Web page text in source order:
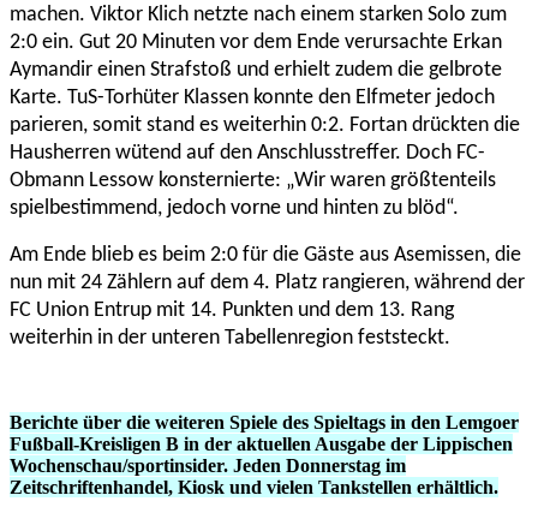
machen. Viktor Klich netzte nach einem starken Solo zum
2:0 ein. Gut 20 Minuten vor dem Ende verursachte Erkan
Aymandir einen Strafstoß und erhielt zudem die gelbrote
Karte. TuS-Torhüter Klassen konnte den Elfmeter jedoch
parieren, somit stand es weiterhin 0:2. Fortan drückten die
Hausherren wütend auf den Anschlusstreffer. Doch FC-
Obmann Lessow konsternierte: „Wir waren größtenteils
spielbestimmend, jedoch vorne und hinten zu blöd“.
Am Ende blieb es beim 2:0 für die Gäste aus Asemissen, die
nun mit 24 Zählern auf dem 4. Platz rangieren, während der
FC Union Entrup mit 14. Punkten und dem 13. Rang
weiterhin in der unteren Tabellenregion feststeckt.
Berichte über die weiteren Spiele des Spieltags in den Lemgoer
Fußball-Kreisligen B in der aktuellen Ausgabe der Lippischen
Wochenschau/sportinsider. Jeden Donnerstag im
Zeitschriftenhandel, Kiosk und vielen Tankstellen erhältlich.